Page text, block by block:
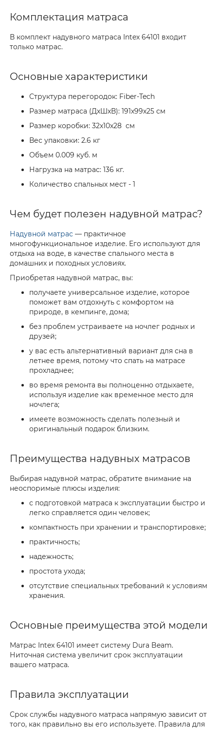
Комплектация матраса
В комплект надувного матраса Intex 64101 входит
только матрас.
Основные характеристики
Структура перегородок: Fiber-Tech
Размер матраса (ДxШxВ): 191x99x25 см
Размер коробки: 32x10x28 см
Вес упаковки: 2.6 кг
Объем 0.009 куб. м
Нагрузка на матрас: 136 кг.
Количество спальных мест - 1
Чем будет полезен надувной матрас?
Надувной матрас — практичное
многофункциональное изделие. Его используют для
отдыха на воде, в качестве спального места в
домашних и походных условиях.
Приобретая надувной матрас, вы:
получаете универсальное изделие, которое
поможет вам отдохнуть с комфортом на
природе, в кемпинге, дома;
без проблем устраиваете на ночлег родных и
друзей;
у вас есть альтернативный вариант для сна в
летнее время, потому что спать на матрасе
прохладнее;
во время ремонта вы полноценно отдыхаете,
используя изделие как временное место для
ночлега;
имеете возможность сделать полезный и
оригинальный подарок близким.
Преимущества надувных матрасов
Выбирая надувной матрас, обратите внимание на
неоспоримые плюсы изделия:
с подготовкой матраса к эксплуатации быстро и
легко справляется один человек;
компактность при хранении и транспортировке;
практичность;
надежность;
простота ухода;
отсутствие специальных требований к условиям
хранения.
Основные преимущества этой модели
Матрас Intex 64101 имеет систему Dura Beam.
Ниточная система увеличит срок эксплуатации
вашего матраса.
Правила эксплуатации
Срок службы надувного матраса напрямую зависит от
того, как правильно вы его используете. Правила для